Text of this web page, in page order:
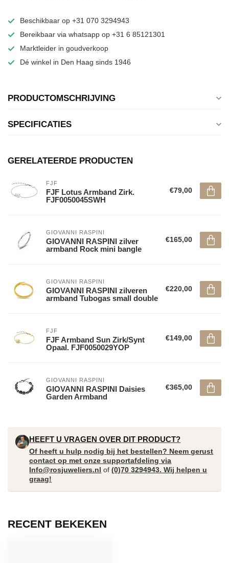
Beschikbaar op +31 070 3294943
Bereikbaar via whatsapp op +31 6 85121301
Marktleider in goudverkoop
Dé winkel in Den Haag sinds 1946
PRODUCTOMSCHRIJVING
SPECIFICATIES
GERELATEERDE PRODUCTEN
FJF
FJF Lotus Armband Zirk.
FJF0050045SWH
€79,00
GIOVANNI RASPINI
GIOVANNI RASPINI zilver
armband Rock mini bangle
€165,00
GIOVANNI RASPINI
GIOVANNI RASPINI zilveren
armband Tubogas small double
€220,00
FJF
FJF Armband Sun Zirk/Synt
Opaal. FJF0050029YOP
€149,00
GIOVANNI RASPINI
GIOVANNI RASPINI Daisies
Garden Armband
€365,00
HEEFT U VRAGEN OVER DIT PRODUCT?
Of heeft u hulp nodig bij het bestellen? Neem gerust
contact op met onze supportafdeling via
Info@rosjuweliers.nl of(0)70 3294943. Wij helpen u
graag!
RECENT BEKEKEN